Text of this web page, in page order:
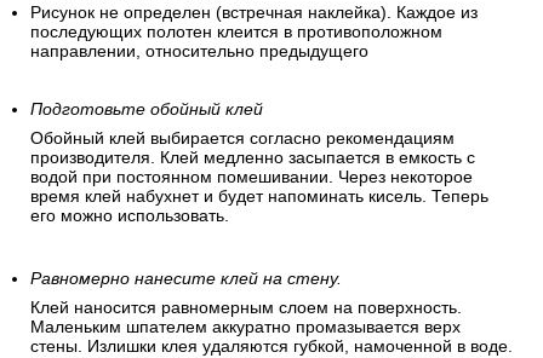
Рисунок не определен (встречная наклейка). Каждое из
последующих полотен клеится в противоположном
направлении, относительно предыдущего
Подготовьте обойный клей
Обойный клей выбирается согласно рекомендациям
производителя. Клей медленно засыпается в емкость с
водой при постоянном помешивании. Через некоторое
время клей набухнет и будет напоминать кисель. Теперь
его можно использовать.
Равномерно нанесите клей на стену.
Клей наносится равномерным слоем на поверхность.
Маленьким шпателем аккуратно промазывается верх
стены. Излишки клея удаляются губкой, намоченной в воде.